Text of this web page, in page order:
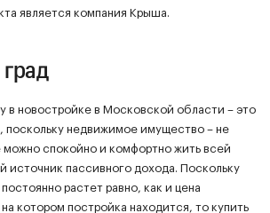
является компания Крыша.
в новостройке в Московской области – это
поскольку недвижимое имущество – не
можно спокойно и комфортно жить всей
источник пассивного дохода. Поскольку
растет равно, как и цена
котором постройка находится, то купить